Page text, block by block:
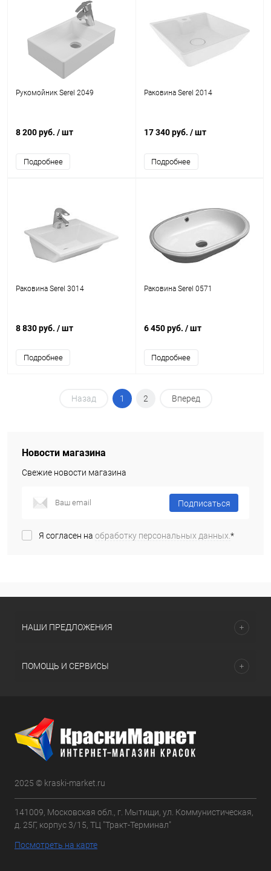
Рукомойник Serel 2049
8 200 руб. / шт
Подробнее
Раковина Serel 2014
17 340 руб. / шт
Подробнее
Раковина Serel 3014
8 830 руб. / шт
Подробнее
Раковина Serel 0571
6 450 руб. / шт
Подробнее
Назад 1 2 Вперед
Новости магазина
Свежие новости магазина
Подписаться
Я согласен на обработку персональных данных.*
НАШИ ПРЕДЛОЖЕНИЯ
ПОМОЩЬ И СЕРВИСЫ
2025 © kraski-market.ru
141009, Московская обл., г. Мытищи, ул. Коммунистическая,
д. 25Г, корпус 3/15, ТЦ "Тракт-Терминал"
Посмотреть на карте